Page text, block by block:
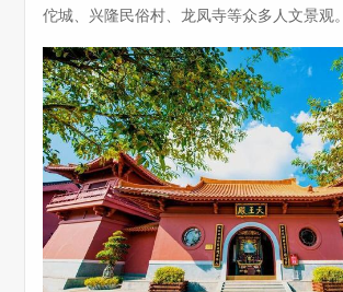
佗城、兴隆民俗村、龙凤寺等众多人文景观。